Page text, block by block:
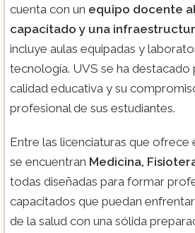
cuenta con un equipo docente
capacitado y una
incluye aulas equipadas y
tecnología. UVS se ha destacado
calidad educativa y su
profesional de sus estudiantes.
Entre las licenciaturas que ofrece
se encuentran Medicina,
todas diseñadas para formar
capacitados que puedan
de la salud con una sólida